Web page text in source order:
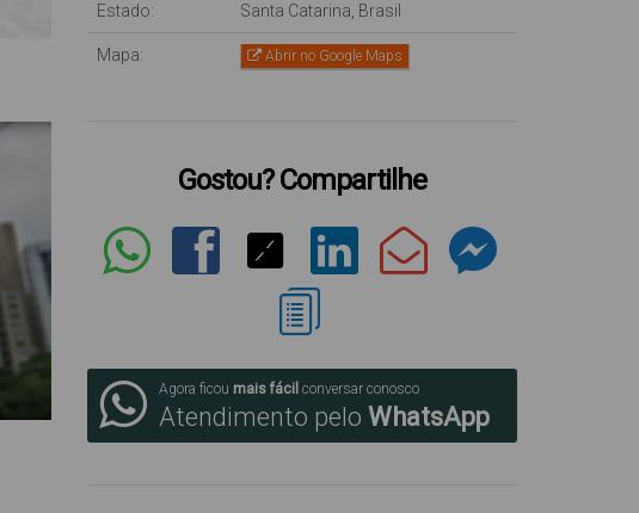
Estado: Santa Catarina, Brasil
Mapa: Abrir no Google Maps
Gostou? Compartilhe
Agora ficou mais fácil conversar conosco
Atendimento pelo WhatsApp